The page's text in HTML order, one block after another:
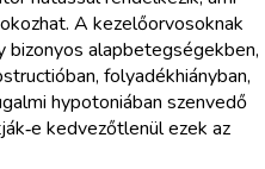
A kezelőorvosoknak
bizonyos alapbetegségekben,
folyadékhiányban,
hypotoniában szenvedő
kedvezőtlenül ezek az